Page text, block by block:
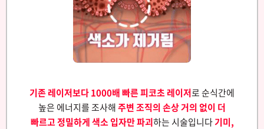
기존 레이저보다 1000배 빠른 피코초 레이저로 순식간에
높은 에너지를 조사해주변 조직의 손상 거의 없이 더
빠르고 정밀하게 색소 입자만 파괴하는 시술입니다기미,